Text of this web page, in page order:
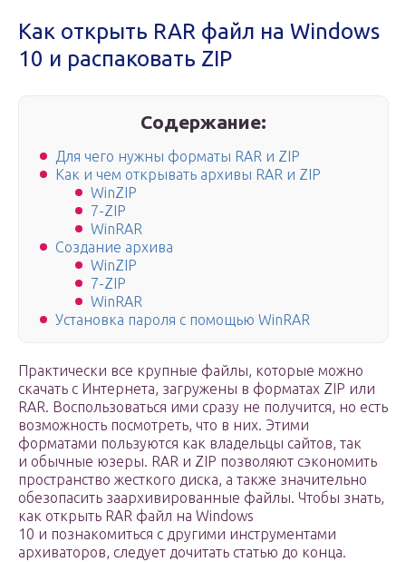
Как открыть RAR файл на Windows
10 и распаковать ZIP
Содержание:
Для чего нужны форматы RAR и ZIP
Как и чем открывать архивы RAR и ZIP
WinZIP
7-ZIP
WinRAR
Создание архива
WinZIP
7-ZIP
WinRAR
Установка пароля с помощью WinRAR
Практически все крупные файлы, которые можно
скачать с Интернета, загружены в форматах ZIP или
RAR. Воспользоваться ими сразу не получится, но есть
возможность посмотреть, что в них. Этими
форматами пользуются как владельцы сайтов, так
и обычные юзеры. RAR и ZIP позволяют сэкономить
пространство жесткого диска, а также значительно
обезопасить заархивированные файлы. Чтобы знать,
как открыть RAR файл на Windows
10 и познакомиться с другими инструментами
архиваторов, следует дочитать статью до конца.